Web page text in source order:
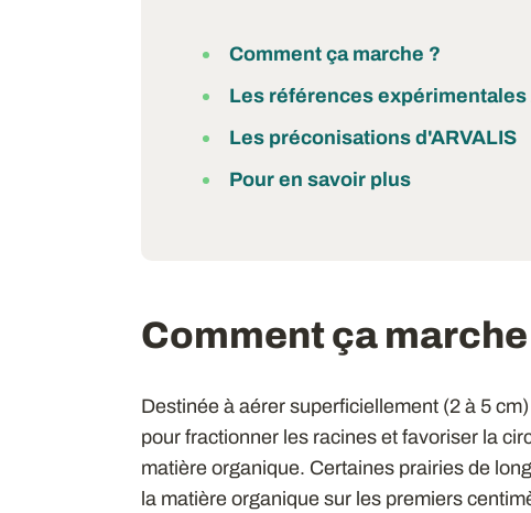
Comment ça marche ?
Les références expérimentales
Les préconisations d'ARVALIS
Pour en savoir plus
Comment ça marche
Destinée à aérer superficiellement (2 à 5
pour fractionner les racines et favoriser la
matière organique. Certaines prairies de
la matière organique sur les premiers